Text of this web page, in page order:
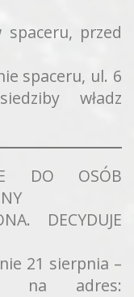
przed
spaceru, ul. 6
władz
DO OSÓB
DECYDUJE
21 sierpnia –
na adres: